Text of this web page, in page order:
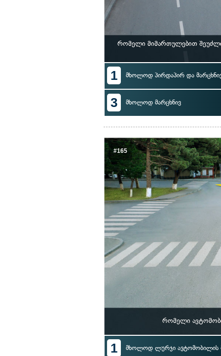
რომელი მიმართულებით
1 მხოლოდ პირდაპირ და
3 მხოლოდ მარცხნივ
#165
რომელი
1 მხოლოდ ლურჯი ავტომობილის